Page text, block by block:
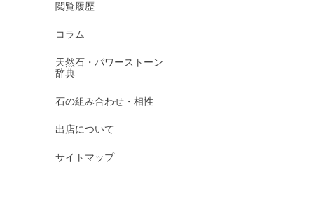
閲覧履歴
コラム
天然石・パワーストーン
辞典
石の組み合わせ・相性
出店について
サイトマップ